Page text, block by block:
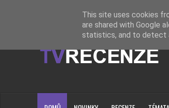
Loading...
This site uses cookies
are shared with Google
statistics, and to detect